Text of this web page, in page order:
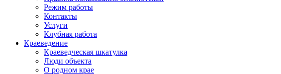
Режим работы
Контакты
Услуги
Клубная работа
Краеведение
Краеведческая шкатулка
Люди объекта
О родном крае